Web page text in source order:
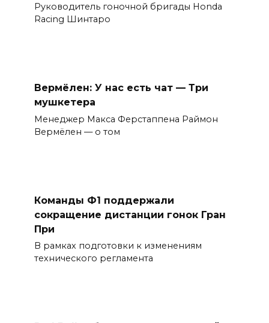
Руководитель гоночной бригады Honda
Racing Шинтаро
Вермёлен: У нас есть чат — Три
мушкетера
Менеджер Макса Ферстаппена Раймон
Вермёлен — о том
Команды Ф1 поддержали
сокращение дистанции гонок Гран
При
В рамках подготовки к изменениям
технического регламента